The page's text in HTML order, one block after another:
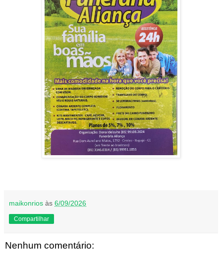
maikonrios às 6/09/2026
Compartilhar
Nenhum comentário: